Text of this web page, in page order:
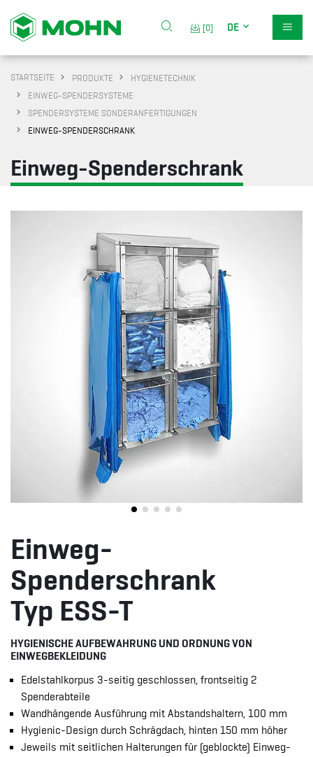
[0] DE
STARTSEITE PRODUKTE
HYGIENETECHNIK
EINWEG-SPENDERSYSTEME
SPENDERSYSTEME SONDERANFERTIGUNGEN
EINWEG-SPENDERSCHRANK
Einweg-Spenderschrank
Einweg-
Spenderschrank
Typ ESS-T
HYGIENISCHE AUFBEWAHRUNG UND ORDNUNG VON
EINWEGBEKLEIDUNG
Edelstahlkorpus 3-seitig geschlossen, frontseitig 2
Spenderabteile
Wandhängende Ausführung mit Abstandshaltern, 100 mm
Hygienic-Design durch Schrägdach, hinten 150 mm höher
Jeweils mit seitlichen Halterungen für (geblockte) Einweg-